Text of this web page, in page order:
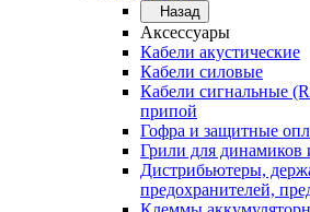
Назад
Аксессуары
Кабели акустические
Кабели силовые
Кабели сигнальные
припой
Гофра и защитные
Грили для динамиков
Дистрибьютеры,
предохранителей,